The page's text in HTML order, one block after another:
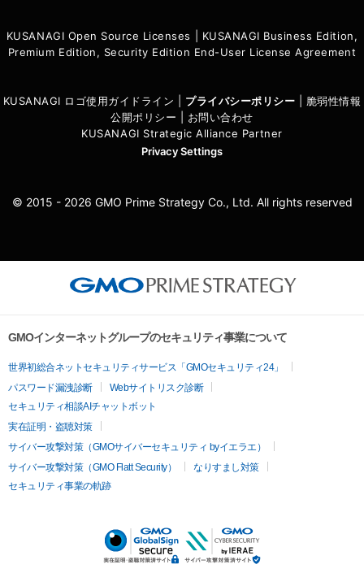
KUSANAGI Open Source Licenses
KUSANAGI Business Edition,
Premium Edition, Security Edition End-User License Agreement
KUSANAGI ロゴ使用ガイドライン プライバシーポリシー
脆弱性情報
公開ポリシー
お問い合わせ
KUSANAGI Strategic Alliance Partner
Privacy Settings
© 2015 - 2026 GMO Prime Strategy Co., Ltd. All rights reserved
GMOインターネットグループのセキュリティ事業について
世界初総合ネットセキュリティサービス「GMOセキュリティ24」
パスワード漏洩診断
Webサイトリスク診断
セキュリティ相談AIチャットボット
実在証明・盗聴対策
サイバー攻撃対策（GMOサイバーセキュリティ byイエラエ）
サイバー攻撃対策（GMO Flatt Security）
なりすまし対策
セキュリティ事業の軌跡